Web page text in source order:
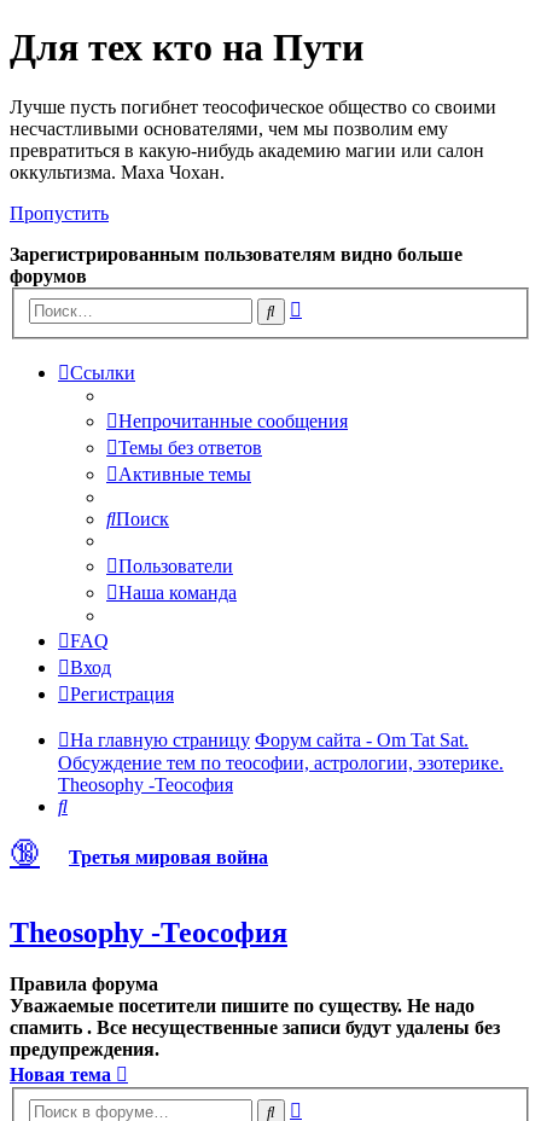
Для тех кто на Пути
Лучше пусть погибнет теософическое общество со своими
несчастливыми основателями, чем мы позволим ему
превратиться в какую-нибудь академию магии или салон
оккультизма. Маха Чохан.
Пропустить
Зарегистрированным пользователям видно больше
форумов
Поиск
Ссылки
Непрочитанные сообщения
Темы без ответов
Активные темы
Поиск
Пользователи
Наша команда
FAQ
Вход
Регистрация
На главную страницу Форум сайта - Om Tat Sat.
Обсуждение тем по теософии, астрологии, эзотерике.
Theosophy -Теософия
Поиск
🔞 Третья мировая война
Theosophy -Теософия
Правила форума
Уважаемые посетители пишите по существу. Не надо
спамить . Все несущественные записи будут удалены без
предупреждения.
Новая тема
Поиск